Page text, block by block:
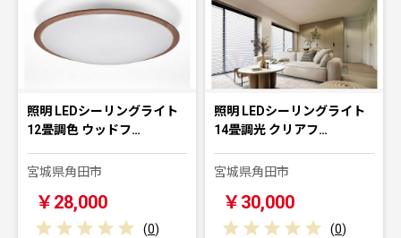
照明 LEDシーリングライト
12畳調色 ウッドフ…
宮城県角田市
￥28,000
(0)
照明 LEDシーリングライト
14畳調光 クリアフ…
宮城県角田市
￥30,000
(0)